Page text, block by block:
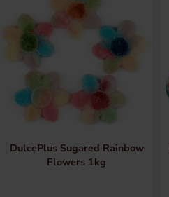
DulcePlus Sugared Rainbow
Flowers 1kg